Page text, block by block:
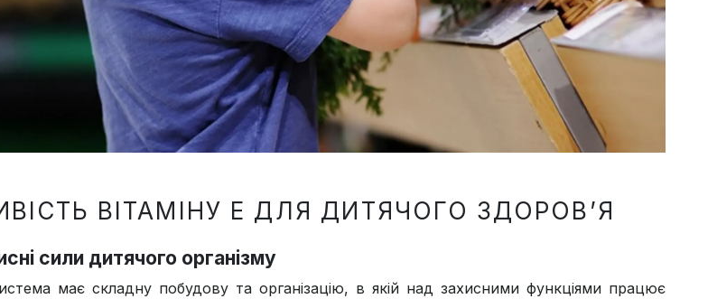
ВІТАМІНУ Е ДЛЯ ДИТЯЧОГО ЗДОРОВ’Я
сили дитячого організму
має складну побудову та організацію, в якій над захисними функціями працює